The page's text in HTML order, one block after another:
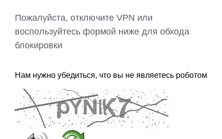
Пожалуйста, отключите VPN или
воспользуйтесь формой ниже для обхода
блокировки
Нам нужно убедиться, что вы не являетесь роботом